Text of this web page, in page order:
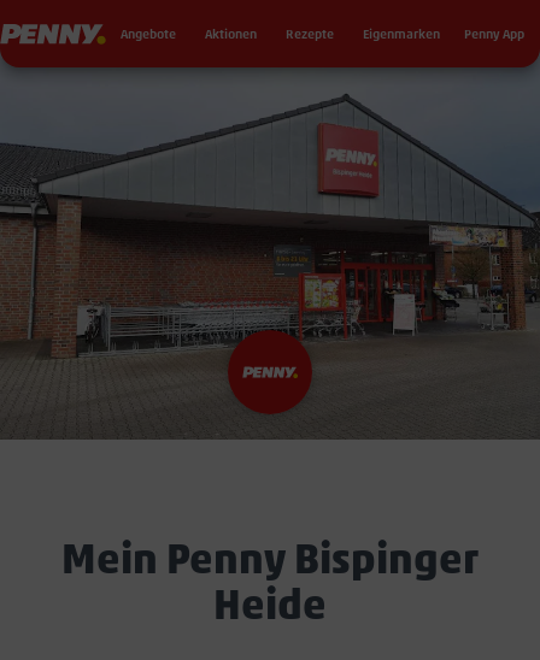
Penny Angebote Aktionen Rezepte Eigenmarken Penny App
Mein Penny Bispinger
Heide